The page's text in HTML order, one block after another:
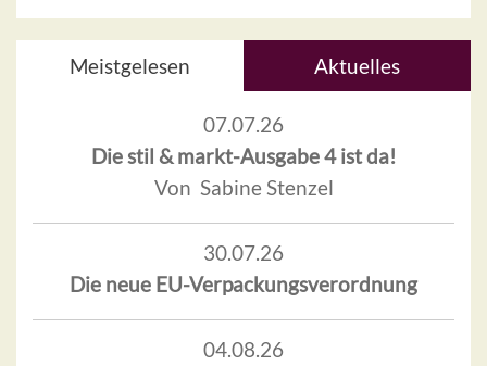
Meistgelesen Aktuelles
07.07.26
Die stil & markt-Ausgabe 4 ist da!
Von Sabine Stenzel
30.07.26
Die neue EU-Verpackungsverordnung
04.08.26